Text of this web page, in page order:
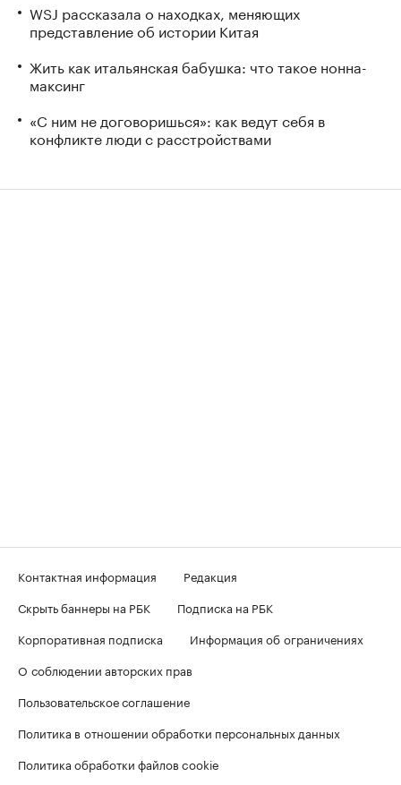
WSJ рассказала о находках, меняющих
представление об истории Китая
Жить как итальянская бабушка: что такое нонна-
максинг
«С ним не договоришься»: как ведут себя в
конфликте люди с расстройствами
Контактная информация
Редакция
Скрыть баннеры на РБК
Подписка на РБК
Корпоративная подписка
Информация об ограничениях
О соблюдении авторских прав
Пользовательское соглашение
Политика в отношении обработки персональных данных
Политика обработки файлов cookie